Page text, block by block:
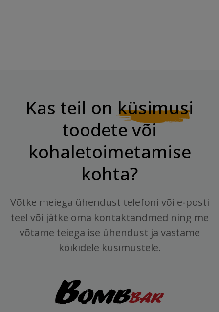
Kas teil on küsimusi
toodete või
kohaletoimetamise
kohta?
Võtke meiega ühendust telefoni või e-posti
teel või jätke oma kontaktandmed ning me
võtame teiega ise ühendust ja vastame
kõikidele küsimustele.